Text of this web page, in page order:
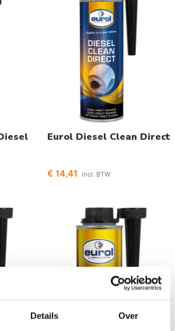
Details Over
Eurol Diesel Clean Direct
€ 14,41 incl. BTW